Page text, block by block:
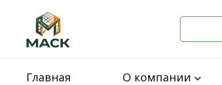
Главная О компании